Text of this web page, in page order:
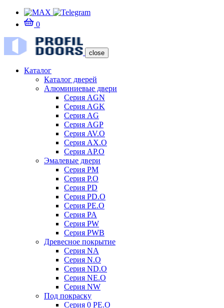
0
close
Каталог
Каталог дверей
Алюминиевые двери
Серия AGN
Серия AGK
Серия AG
Серия AGP
Серия AV.O
Серия AX.O
Серия AP.O
Эмалевые двери
Серия PM
Серия P.O
Серия PD
Серия PD.O
Серия PE.O
Серия PA
Серия PW
Серия PWB
Древесное покрытие
Серия NA
Серия N.O
Серия ND.O
Серия NE.O
Серия NW
Под покраску
Серия 0 PE.O